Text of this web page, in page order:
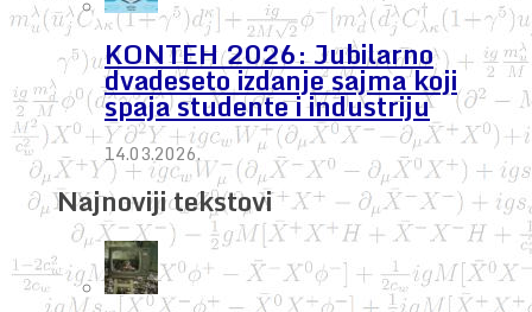
KONTEH 2026: Jubilarno
dvadeseto izdanje sajma koji
spaja studente i industriju
14.03.2026.
Najnoviji tekstovi